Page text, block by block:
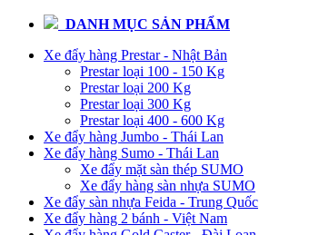
DANH MỤC SẢN PHẨM
Xe đẩy hàng Prestar - Nhật Bản
Prestar loại 100 - 150 Kg
Prestar loại 200 Kg
Prestar loại 300 Kg
Prestar loại 400 - 600 Kg
Xe đẩy hàng Jumbo - Thái Lan
Xe đẩy hàng Sumo - Thái Lan
Xe đẩy mặt sàn thép SUMO
Xe đẩy hàng sàn nhựa SUMO
Xe đẩy sàn nhựa Feida - Trung Quốc
Xe đẩy hàng 2 bánh - Việt Nam